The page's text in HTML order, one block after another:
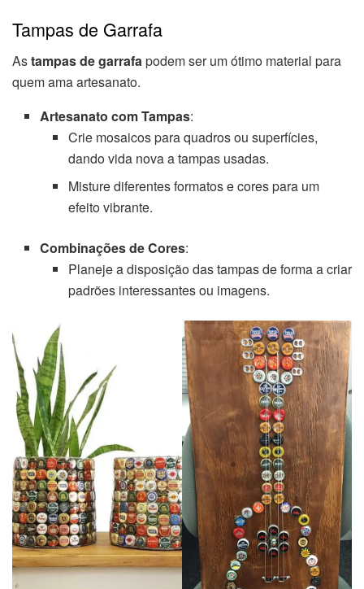
Tampas de Garrafa
Astampas de garrafapodem ser um ótimo material para
quem ama artesanato.
Artesanato com Tampas:
Crie mosaicos para quadros ou superfícies,
dando vida nova a tampas usadas.
Misture diferentes formatos e cores para um
efeito vibrante.
Combinações de Cores:
Planeje a disposição das tampas de forma a criar
padrões interessantes ou imagens.